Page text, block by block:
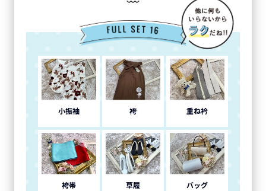
小振袖 袴 重ね衿
袴帯 草履 バッグ